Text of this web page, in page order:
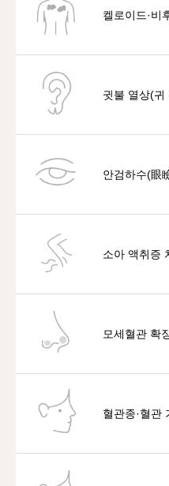
켈로이드·비
귓불 열상(귀
안검하수(眼
소아 액취증
모세혈관 확
혈관종·혈관